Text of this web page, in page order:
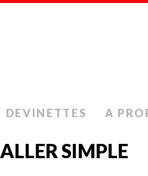
DEVINETTES A
SIMPLE